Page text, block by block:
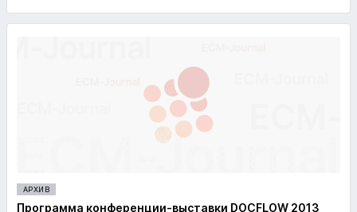
АРХИВ
Программа конференции-выставки DOCFLOW 2013